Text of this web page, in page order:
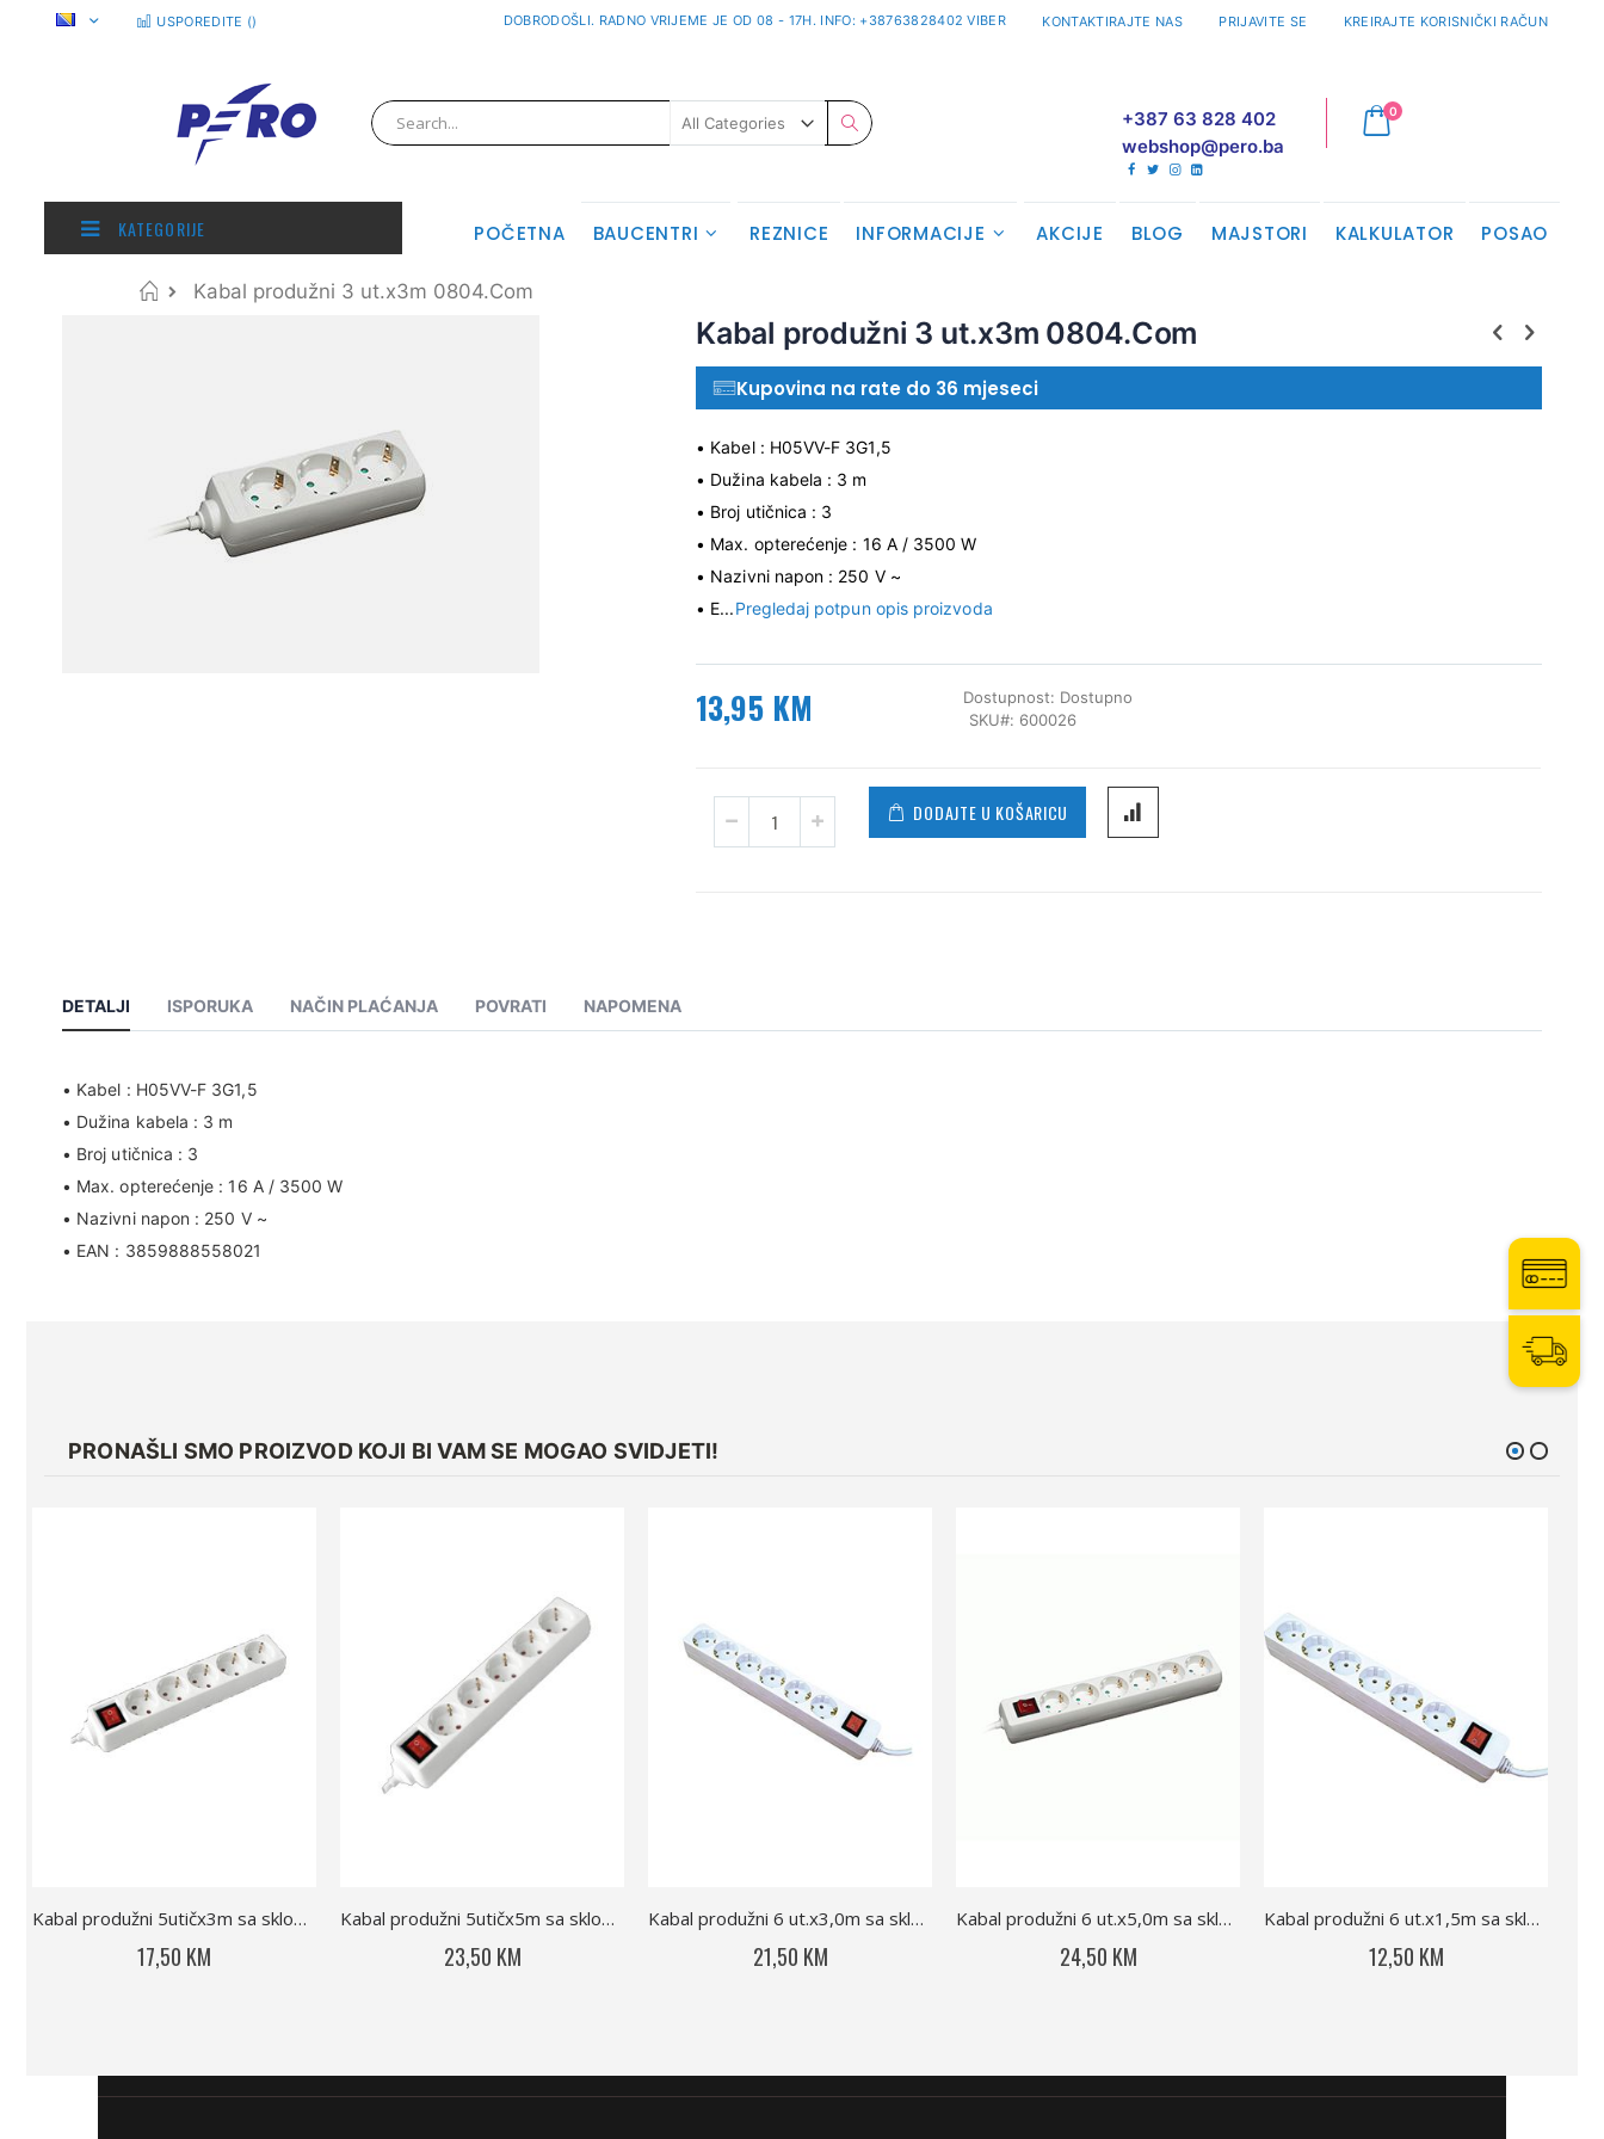
Preskoči
DOBRODOŠLI. RADNO VRIJEME JE OD 08 - 17H. INFO: +38763828402 VIBER KONTAKTIRAJTE NAS
USPOREDITE () PRIJAVITE SE KREIRAJTE KORISNIČKI RAČUN
Cart
0proizvodi
Pretraživanje
+387 63 828 402
webshop@pero.ba
KATEGORIJE POČETNA BAUCENTRI REZNICE INFORMACIJE AKCIJE BLOG MAJSTORI KALKULATOR POSAO
Početna
Kabal produžni 3 ut.x3m 0804.Com
Kabal produžni 3 ut.x3m 0804.Com
Kupovina na rate do 36 mjeseci
• Kabel : H05VV-F 3G1,5
• Dužina kabela : 3 m
• Broj utičnica : 3
• Max. opterećenje : 16 A / 3500 W
• Nazivni napon : 250 V ~
• E...Pregledaj potpun opis proizvoda
13,95 KM Dostupnost: Dostupno
SKU
600026
DODAJTE U KOŠARICU
DETALJI
• Kabel : H05VV-F 3G1,5
• Dužina kabela : 3 m
• Broj utičnica : 3
• Max. opterećenje : 16 A / 3500 W
• Nazivni napon : 250 V ~
• EAN : 3859888558021
ISPORUKA NAČIN PLAĆANJA POVRATI NAPOMENA
PRONAŠLI SMO PROIZVOD KOJI BI VAM SE MOGAO SVIDJETI!
Kabal produžni 5utičx3m sa sklop 232-504
17,50 KM
Kabal produžni 5utičx5m sa sklop 232-505
23,50 KM
Kabal produžni 6 ut.x3,0m sa sklop.Com 0837
21,50 KM
Kabal produžni 6 ut.x5,0m sa sklop.Com 0839
24,50 KM
Kabal produžni 6 ut.x1,5m sa sklop.Com 0838
12,50 KM